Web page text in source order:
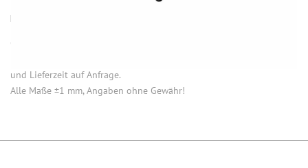
HINWEISE
und Lieferzeit auf Anfrage.
Alle Maße ±1 mm, Angaben ohne Gewähr!